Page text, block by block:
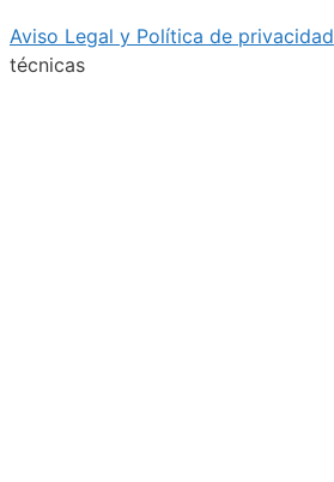
Aviso Legal y Política de privacidad
técnicas